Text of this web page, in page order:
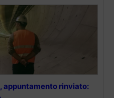
appuntamento rinviato: